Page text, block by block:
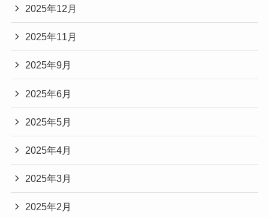
2025年12月
2025年11月
2025年9月
2025年6月
2025年5月
2025年4月
2025年3月
2025年2月